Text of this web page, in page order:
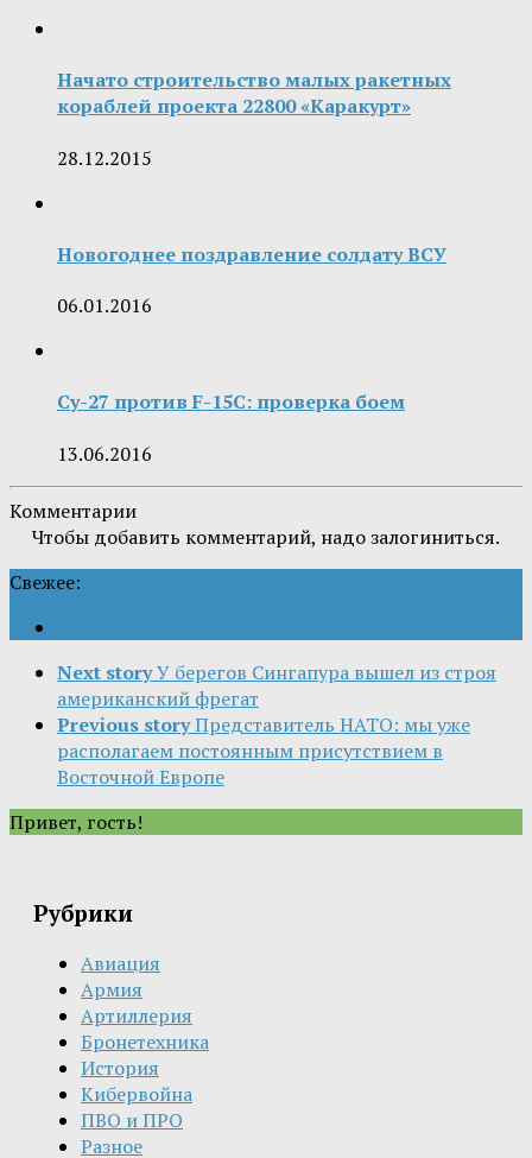
Начато строительство малых ракетных
кораблей проекта 22800 «Каракурт»
28.12.2015
Новогоднее поздравление солдату ВСУ
06.01.2016
Су-27 против F-15C: проверка боем
13.06.2016
Комментарии
Чтобы добавить комментарий, надо залогиниться.
Свежее:
Next storyУ берегов Сингапура вышел из строя
американский фрегат
Previous storyПредставитель НАТО: мы уже
располагаем постоянным присутствием в
Восточной Европе
Привет, гость!
Рубрики
Авиация
Армия
Артиллерия
Бронетехника
История
Кибервойна
ПВО и ПРО
Разное